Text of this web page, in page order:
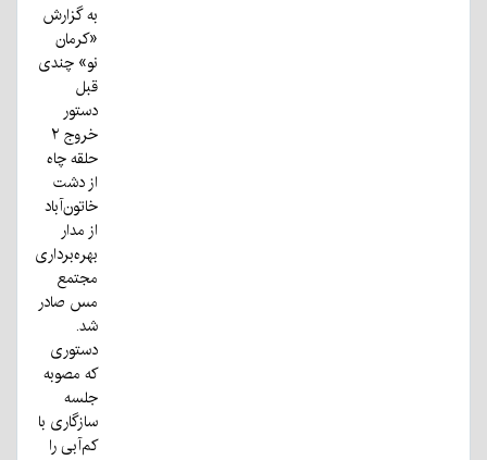
به گزارش
«کرمان
نو» چندی
قبل
دستور
خروج ۲
حلقه چاه
از دشت
خاتون‌آباد
از مدار
بهره‌برداری
مجتمع
مس صادر
شد.
دستوری
که مصوبه
جلسه
سازگاری با
کم‌آبی را